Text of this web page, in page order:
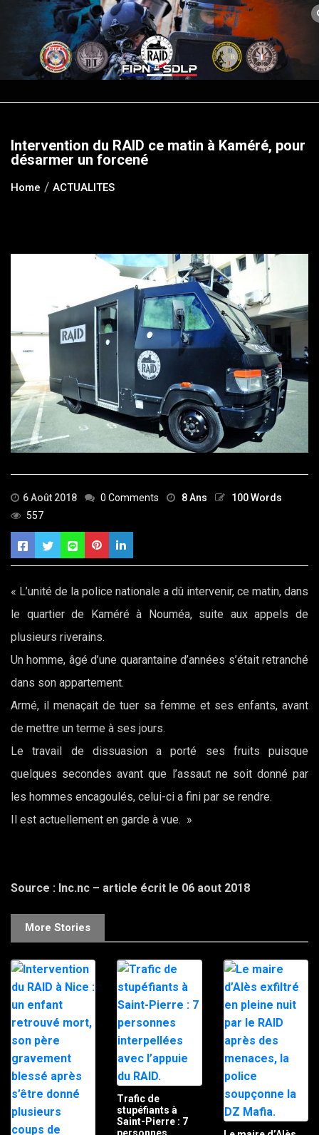
content
Intervention du RAID ce matin à Kaméré, pour
désarmer un forcené
Home ACTUALITES
6 Août 2018 0 Comments 8 Ans
100 Words
557
« L’unité de la police nationale a dû intervenir, ce matin, dans
le quartier de Kaméré à Nouméa, suite aux appels de
plusieurs riverains.
Un homme, âgé d’une quarantaine d’années s’était retranché
dans son appartement.
Armé, il menaçait de tuer sa femme et ses enfants, avant
de mettre un terme à ses jours.
Le travail de dissuasion a porté ses fruits puisque
quelques secondes avant que l’assaut ne soit donné par
les hommes encagoulés, celui-ci a fini par se rendre.
Il est actuellement en garde à vue. »
Source : lnc.nc – article écrit le 06 aout 2018
More Stories
Trafic de
stupéfiants à
Saint-Pierre : 7